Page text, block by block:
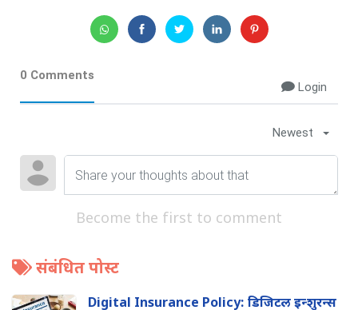
0 Comments
Login
Newest
Become the first to comment
संबंधित पोस्ट
Digital Insurance Policy: ड‍िजिटल इन्शुरन्स